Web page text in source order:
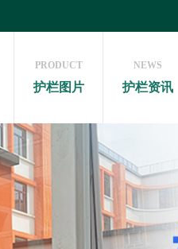
PRODUCT
护栏图片
NEWS
护栏资讯